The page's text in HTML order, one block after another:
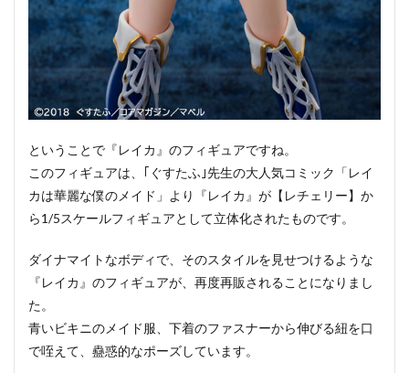
ということで『レイカ』のフィギュアですね。
このフィギュアは、｢ぐすたふ｣先生の大人気コミック「レイ
カは華麗な僕のメイド」より『レイカ』が【レチェリー】か
ら1/5スケールフィギュアとして立体化されたものです。
ダイナマイトなボディで、そのスタイルを見せつけるような
『レイカ』のフィギュアが、再度再販されることになりまし
た。
青いビキニのメイド服、下着のファスナーから伸びる紐を口
で咥えて、蠱惑的なポーズしています。